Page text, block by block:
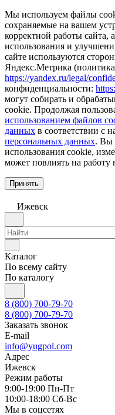
Мы используем файлы
сохраняемые на вашем
корректной работы сайта,
использования и
сайте используются
Яндекс.Метрика
https://yandex.ru/legal/
конфиденциальности:
могут собирать и
cookie. Продолжая
использованием файлов
данных в соответствии с
персональных данных. Вы
использования cookie,
может повлиять на
Принять
Ижевск
Каталог
По всему сайту
По каталогу
8 (800) 700-79-70
8 (800) 700-79-70
Заказать звонок
E-mail
info@yugpol.com
Адрес
Ижевск
Режим работы
9:00-19:00 Пн-Пт
10:00-18:00 Cб-Вс
Мы в соцсетях